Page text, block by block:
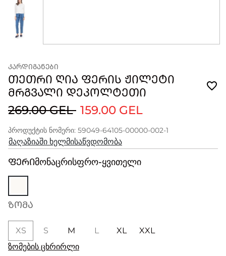
ᲙᲐᲠᲓᲘᲒᲐᲜᲔᲑᲘ
ᲗᲔᲗᲠᲘ ᲦᲘᲐ ᲤᲔᲠᲘᲡ ᲟᲘᲚᲔᲢᲘ
ᲛᲠᲒᲕᲐᲚᲘ ᲓᲔᲙᲝᲚᲢᲔᲗᲘ
269.00 GEL 159.00 GEL
პროდუქტის ნომერი: 59049-64105-00000-002-1
მაღაზიაში ხელმისაწვდომობა
ᲤᲔᲠᲘმონაცრისფრო-ყვითელი
ᲖᲝᲛᲐ
XS S M L XL
XXL
ზომების ცხრირლი